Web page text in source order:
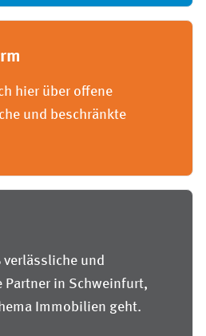
hier über offene
und beschränkte
und
in Schweinfurt,
Immobilien geht.